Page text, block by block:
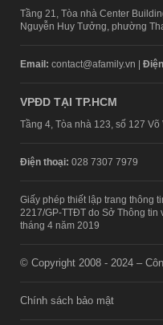
Tầng 21, Tòa nhà Center
Nguyễn Huy Tưởng, phường
Email: contact@afamily.vn |
VPĐD TẠI TP.HCM
Tầng 4, Tòa nhà 123, số 127
Điện thoại: 028 7307 7979
Giấy phép thiết lập trang thông
2217/GP-TTĐT do Sở Thông tin
tháng 4 năm 2019
© Copyright 2008 - 2024 –
Chính sách bảo mật